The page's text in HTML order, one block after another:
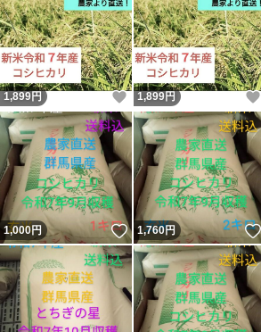
1,899円 いいね！
1,899円
1,000円 いいね！
1,760円